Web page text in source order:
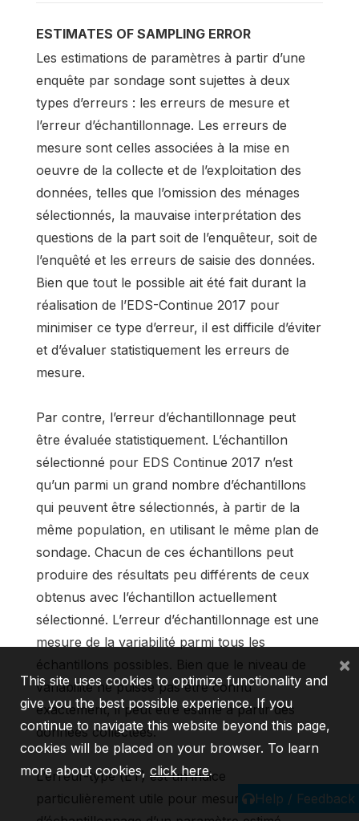
ESTIMATES OF SAMPLING ERROR
Les estimations de paramètres à partir d’une
enquête par sondage sont sujettes à deux
types d’erreurs : les erreurs de mesure et
l’erreur d’échantillonnage. Les erreurs de
mesure sont celles associées à la mise en
oeuvre de la collecte et de l’exploitation des
données, telles que l’omission des ménages
sélectionnés, la mauvaise interprétation des
questions de la part soit de l’enquêteur, soit de
l’enquêté et les erreurs de saisie des données.
Bien que tout le possible ait été fait durant la
réalisation de l’EDS-Continue 2017 pour
minimiser ce type d’erreur, il est difficile d’éviter
et d’évaluer statistiquement les erreurs de
mesure.
Par contre, l’erreur d’échantillonnage peut
être évaluée statistiquement. L’échantillon
sélectionné pour EDS Continue 2017 n’est
qu’un parmi un grand nombre d’échantillons
qui peuvent être sélectionnés, à partir de la
même population, en utilisant le même plan de
sondage. Chacun de ces échantillons peut
produire des résultats peu différents de ceux
obtenus avec l’échantillon actuellement
sélectionné. L’erreur d’échantillonnage est une
mesure de la variabilité parmi tous les
échantillons possibles. Bien que le niveau de
variabilité ne puisse pas être connu
exactement, il peut être estimé à partir des
données collectées.
L’erreur-type (ET) est un indice
particulièrement utile pour mesurer l’erreurHelp / Feedback
This site uses cookies to optimize functionality and
give you the best possible experience. If you
continue to navigate this website beyond this page,
cookies will be placed on your browser. To learn
more about cookies, click here.
×